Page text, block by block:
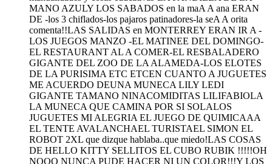
MANO AZULY LOS SABADOS en la maA A ana ERAN
DE -los 3 chiflados-los pajaros patinadores-la seA A orita
comenta!!LAS SALIDAS en MONTERREY ERAN IR A -
LOS JUEGOS MANZO -EL MATINEE DEL DOMINGO-
EL RESTAURANT AL A COMER-EL RESBALADERO
GIGANTE DEL ZOO DE LA ALAMEDA-LOS ELOTES
DE LA PURISIMA ETC ETCEN CUANTO A JUGUETES
ME ACUERDO DEUNA MUNECA LILY LEDI
GIGANTE TAMANO NINACOMIDITAS LILIFABIOLA
LA MUNECA QUE CAMINA POR SI SOLALOS
JUGUETES MI ALEGRIA EL JUEGO DE QUIMICAAA
EL TENTE AVALANCHAEL TURISTAEL SIMON EL
ROBOT 2XL que dizque hablaba..que miedo!LAS COSAS
DE HELLO KITTY SELLITOS EL CUBO RUBIK !!!!!OH
NOOO NUNCA PUDE HACER NI UN COLOR!!!Y LOS